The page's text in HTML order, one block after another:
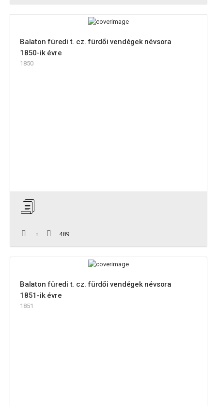
Balaton füredi t. cz. fürdői vendégek névsora
1850-ik évre
1850
489
Balaton füredi t. cz. fürdői vendégek névsora
1851-ik évre
1851